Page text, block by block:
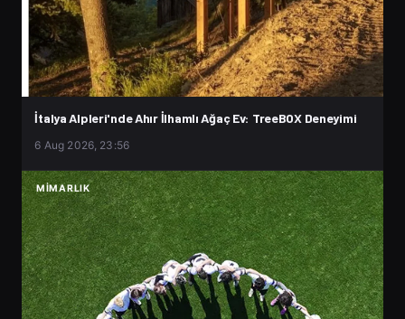
İtalya Alpleri'nde Ahır İlhamlı Ağaç Ev: TreeBOX Deneyimi
6 Aug 2026, 23:56
MIMARLIK